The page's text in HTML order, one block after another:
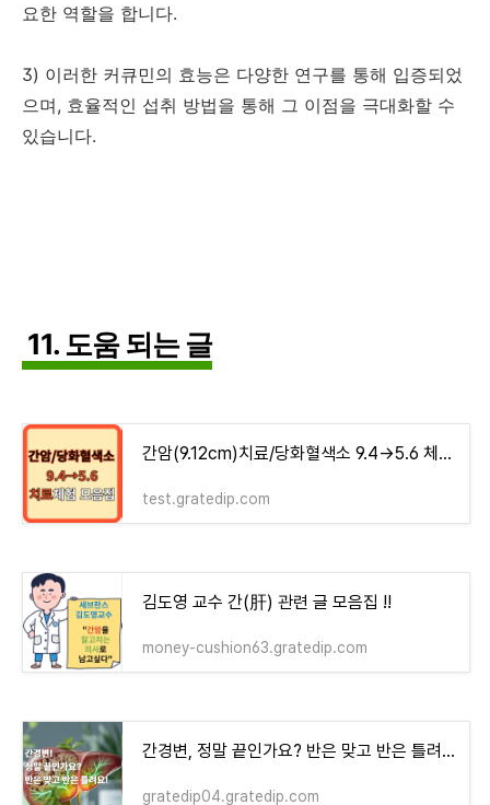
요한 역할을 합니다.
3) 이러한 커큐민의 효능은 다양한 연구를 통해 입증되었
으며, 효율적인 섭취 방법을 통해 그 이점을 극대화할 수
있습니다.
11. 도움 되는 글
간암(9.12cm)치료/당화혈색소 9.4→5.6 체험기 모음집 - money-health
test.gratedip.com
김도영 교수 간(肝) 관련 글 모음집 !!
money-cushion63.gratedip.com
간경변, 정말 끝인가요? 반은 맞고 반은 틀려요!
gratedip04.gratedip.com